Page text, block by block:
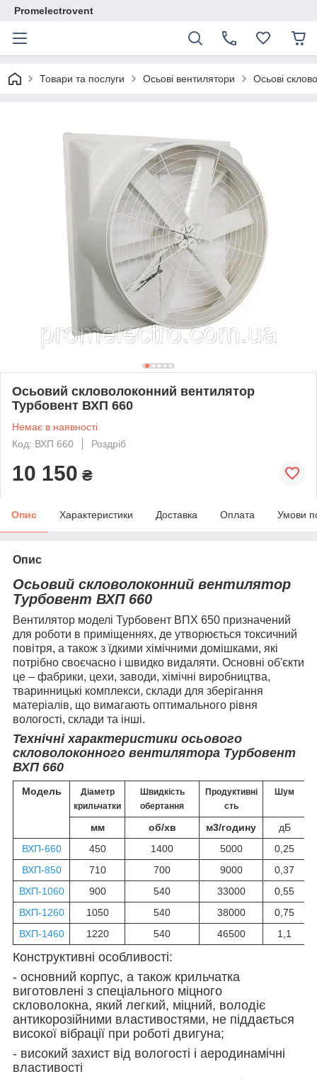
Promelectrovent
Товари та послуги Осьові вентилятори Осьові
Осьовий скловолоконний вентилятор
Турбовент ВХП 660
Немає в наявності
Код: ВХП 660
Роздріб
10 150 ₴
Опис Характеристики Доставка Оплата Умови
Опис
Осьовий скловолоконний вентилятор
Турбовент ВХП 660
Вентилятор моделі Турбовент ВПХ 650 призначений
для роботи в приміщеннях, де утворюється токсичний
повітря, а також з їдкими хімічними домішками, які
потрібно своєчасно і швидко видаляти. Основні об'єкти
це – фабрики, цехи, заводи, хімічні виробництва,
тваринницькі комплекси, склади для зберігання
матеріалів, що вимагають оптимального рівня
вологості, склади та інші.
Технічні характеристики осьового
скловолоконного вентилятора Турбовент
ВХП 660
Модель
Діаметр
крильчатки
Швидкість
обертання
Продуктивні
сть
Шум
мм об/хв м3/годину
дБ
ВХП-660
450 1400 5000
0,25
ВХП-850
710 700 9000
0,37
ВХП-1060
900 540 33000
0,55
ВХП-1260
1050 540 38000
0,75
ВХП-1460
1220 540 46500 1,1
Конструктивні особливості:
- основний корпус, а також крильчатка
виготовлені з спеціального міцного
скловолокна, який легкий, міцний, володіє
антикорозійними властивостями, не піддається
високої вібрації при роботі двигуна;
- високий захист від вологості і аеродинамічні
властивості